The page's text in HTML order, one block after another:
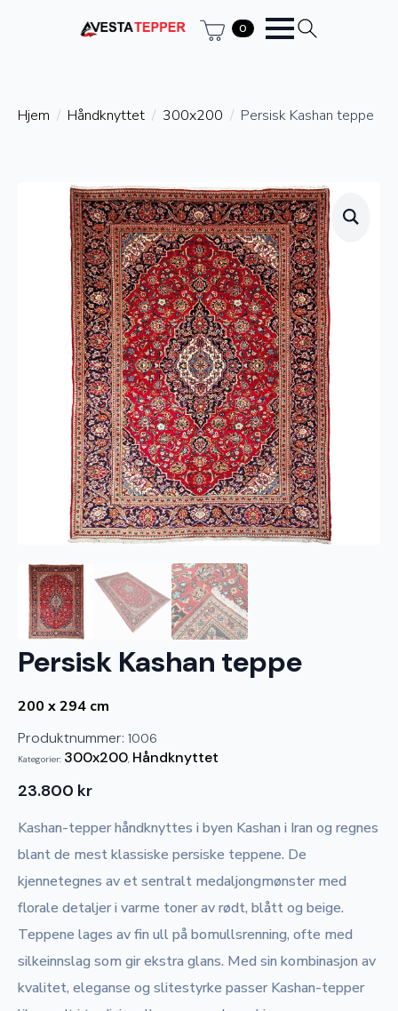
0
Hjem Håndknyttet 300x200 Persisk Kashan teppe
Persisk Kashan teppe
200 x 294 cm
Produktnummer: 1006
Kategorier: 300x200, Håndknyttet
23.800 kr
Kashan-tepper håndknyttes i byen Kashan i Iran og regnes
blant de mest klassiske persiske teppene. De
kjennetegnes av et sentralt medaljongmønster med
florale detaljer i varme toner av rødt, blått og beige.
Teppene lages av fin ull på bomullsrenning, ofte med
silkeinnslag som gir ekstra glans. Med sin kombinasjon av
kvalitet, eleganse og slitestyrke passer Kashan-tepper